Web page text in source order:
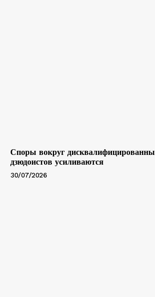
Споры вокруг
дзюдоистов усиливаются
30/07/2026